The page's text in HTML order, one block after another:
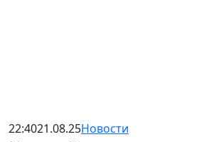
22:4021.08.25Новости